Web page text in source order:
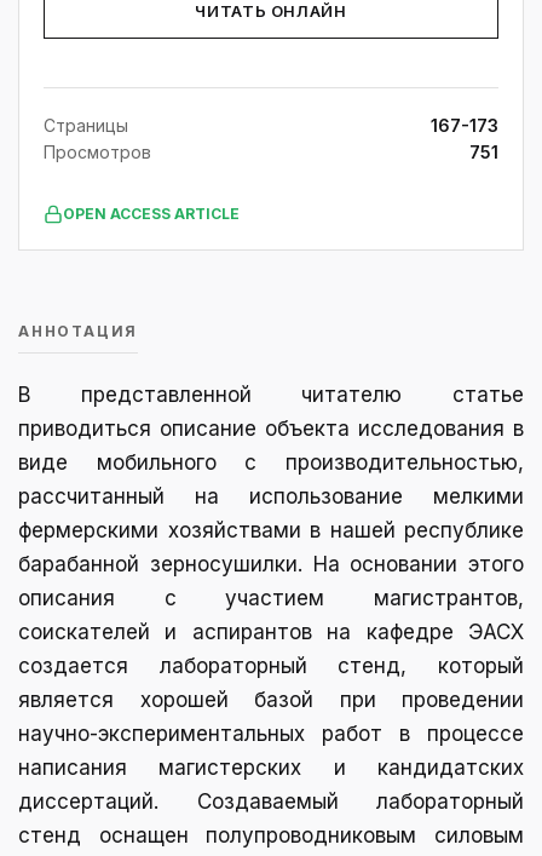
ЧИТАТЬ ОНЛАЙН
Страницы
167-173
Просмотров
751
OPEN ACCESS ARTICLE
АННОТАЦИЯ
В представленной читателю статье
приводиться описание объекта исследования в
виде мобильного с производительностью,
рассчитанный на использование мелкими
фермерскими хозяйствами в нашей республике
барабанной зерносушилки. На основании этого
описания с участием магистрантов,
соискателей и аспирантов на кафедре ЭАСХ
создается лабораторный стенд, который
является хорошей базой при проведении
научно-экспериментальных работ в процессе
написания магистерских и кандидатских
диссертаций. Создаваемый лабораторный
стенд оснащен полупроводниковым силовым